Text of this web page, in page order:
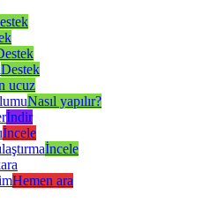
Destek
ucuz
Nasıl yapılır?
İndir
İncele
İncele
Hemen ara